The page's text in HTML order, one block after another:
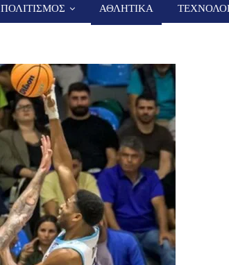
ΠΟΛΙΤΙΣΜΟΣ ΑΘΛΗΤΙΚΑ